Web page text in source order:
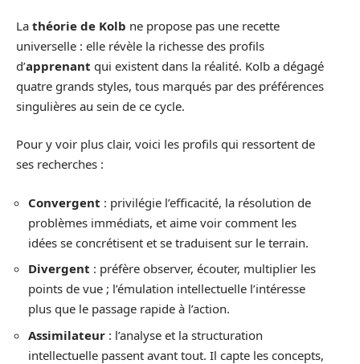
La théorie de Kolb ne propose pas une recette
universelle : elle révèle la richesse des profils
d’apprenant qui existent dans la réalité. Kolb a dégagé
quatre grands styles, tous marqués par des préférences
singulières au sein de ce cycle.
Pour y voir plus clair, voici les profils qui ressortent de
ses recherches :
Convergent : privilégie l’efficacité, la résolution de
problèmes immédiats, et aime voir comment les
idées se concrétisent et se traduisent sur le terrain.
Divergent : préfère observer, écouter, multiplier les
points de vue ; l’émulation intellectuelle l’intéresse
plus que le passage rapide à l’action.
Assimilateur : l’analyse et la structuration
intellectuelle passent avant tout. Il capte les concepts,